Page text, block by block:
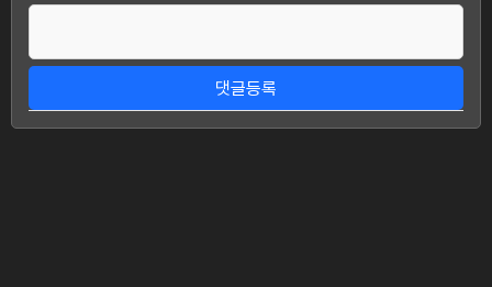
댓글등록